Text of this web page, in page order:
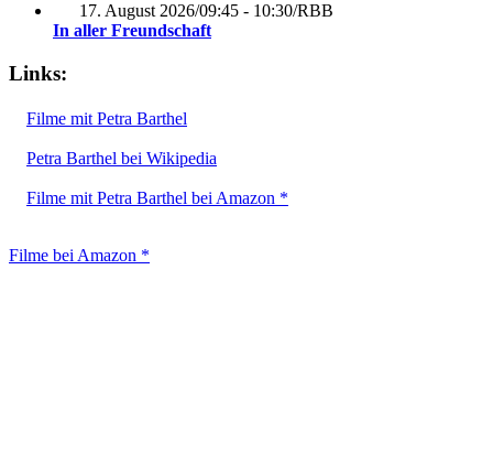
17. August 2026/09:45 - 10:30/RBB
In aller Freundschaft
Links:
Filme mit Petra Barthel
Petra Barthel bei Wikipedia
Filme mit Petra Barthel bei Amazon *
Filme bei Amazon *